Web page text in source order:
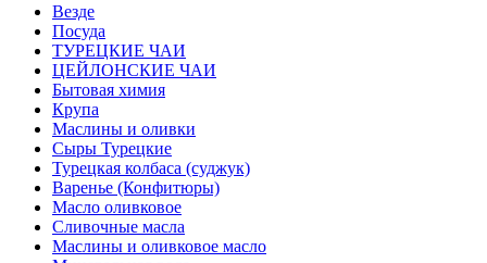
Везде
Посуда
ТУРЕЦКИЕ ЧАИ
ЦЕЙЛОНСКИЕ ЧАИ
Бытовая химия
Крупа
Маслины и оливки
Сыры Турецкие
Турецкая колбаса (суджук)
Варенье (Конфитюры)
Масло оливковое
Сливочные масла
Маслины и оливковое масло